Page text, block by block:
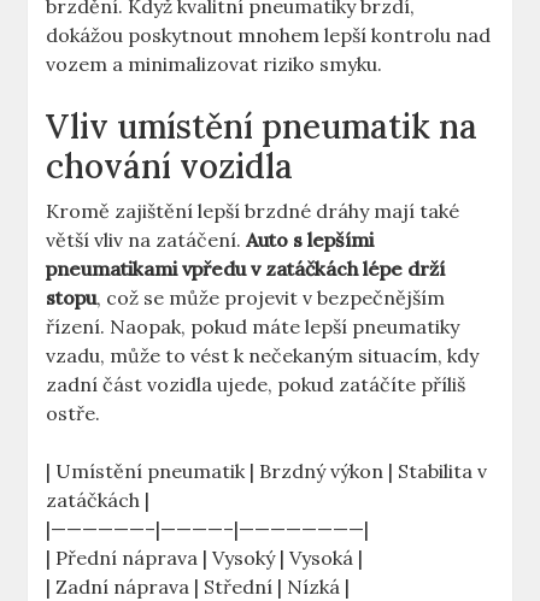
brzdění. Když kvalitní pneumatiky brzdí,
dokážou poskytnout mnohem lepší kontrolu nad
vozem a minimalizovat riziko smyku.
Vliv umístění pneumatik na
chování vozidla
Kromě zajištění lepší brzdné dráhy mají také
větší vliv na zatáčení.Auto s lepšími
pneumatikami vpředu v zatáčkách lépe drží
stopu, což se může projevit v bezpečnějším
řízení. Naopak, pokud máte lepší pneumatiky
vzadu, může to vést k nečekaným situacím, kdy
zadní část vozidla ujede, pokud zatáčíte příliš
ostře.
| Umístění pneumatik | Brzdný výkon | Stabilita v
zatáčkách |
|——————–|————–|————————|
| Přední náprava | Vysoký | Vysoká |
| Zadní náprava | Střední | Nízká |